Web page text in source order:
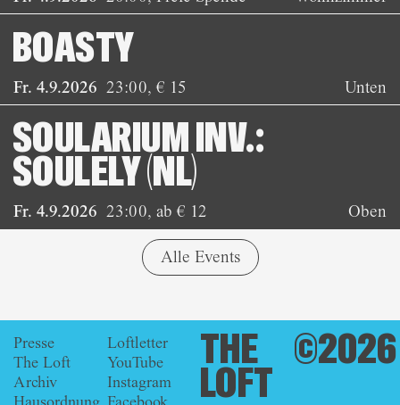
Fr. 4.9.2026 23:00,€ 15
BOASTY
Unten
Fr. 4.9.2026 23:00, ab € 12
SOULARIUM INV.:
SOULELY (NL)
Oben
Alle Events
THE
LOFT
Presse
The Loft
Archiv
Loftletter
YouTube
Instagram
©2026